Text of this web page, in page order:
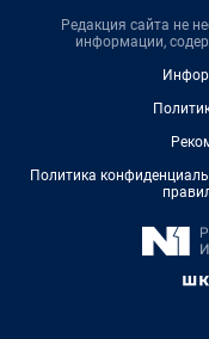
Редакция сайта не
информации,
Политика